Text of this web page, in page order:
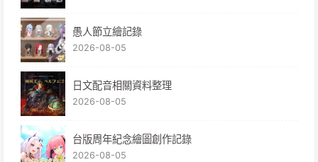
愚人節立繪記錄
2026-08-05
日文配音相關資料整理
2026-08-05
台版周年紀念繪圖創作記錄
2026-08-05